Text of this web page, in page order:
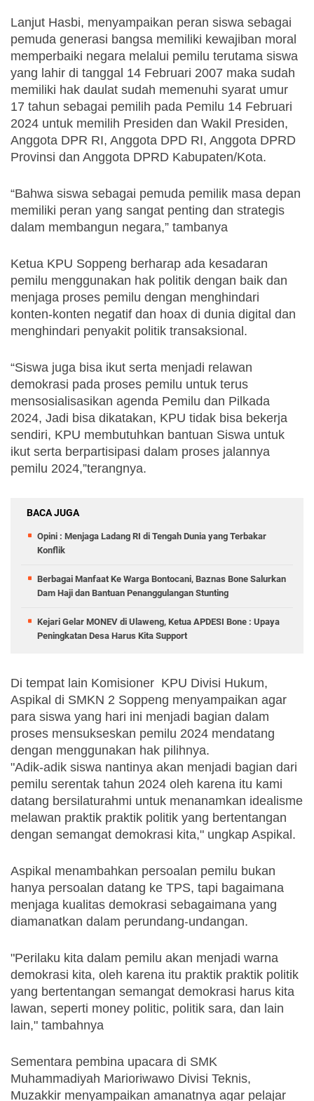
Lanjut Hasbi, menyampaikan peran siswa sebagai
pemuda generasi bangsa memiliki kewajiban moral
memperbaiki negara melalui pemilu terutama siswa
yang lahir di tanggal 14 Februari 2007 maka sudah
memiliki hak daulat sudah memenuhi syarat umur
17 tahun sebagai pemilih pada Pemilu 14 Februari
2024 untuk memilih Presiden dan Wakil Presiden,
Anggota DPR RI, Anggota DPD RI, Anggota DPRD
Provinsi dan Anggota DPRD Kabupaten/Kota.
“Bahwa siswa sebagai pemuda pemilik masa depan
memiliki peran yang sangat penting dan strategis
dalam membangun negara,” tambanya
Ketua KPU Soppeng berharap ada kesadaran
pemilu menggunakan hak politik dengan baik dan
menjaga proses pemilu dengan menghindari
konten-konten negatif dan hoax di dunia digital dan
menghindari penyakit politik transaksional.
“Siswa juga bisa ikut serta menjadi relawan
demokrasi pada proses pemilu untuk terus
mensosialisasikan agenda Pemilu dan Pilkada
2024, Jadi bisa dikatakan, KPU tidak bisa bekerja
sendiri, KPU membutuhkan bantuan Siswa untuk
ikut serta berpartisipasi dalam proses jalannya
pemilu 2024,”terangnya.
BACA JUGA
Opini : Menjaga Ladang RI di Tengah Dunia yang Terbakar
Konflik
Berbagai Manfaat Ke Warga Bontocani, Baznas Bone Salurkan
Dam Haji dan Bantuan Penanggulangan Stunting
Kejari Gelar MONEV di Ulaweng, Ketua APDESI Bone : Upaya
Peningkatan Desa Harus Kita Support
Di tempat lain Komisioner  KPU Divisi Hukum,
Aspikal di SMKN 2 Soppeng menyampaikan agar
para siswa yang hari ini menjadi bagian dalam
proses mensukseskan pemilu 2024 mendatang
dengan menggunakan hak pilihnya.
"Adik-adik siswa nantinya akan menjadi bagian dari
pemilu serentak tahun 2024 oleh karena itu kami
datang bersilaturahmi untuk menanamkan idealisme
melawan praktik praktik politik yang bertentangan
dengan semangat demokrasi kita," ungkap Aspikal.
Aspikal menambahkan persoalan pemilu bukan
hanya persoalan datang ke TPS, tapi bagaimana
menjaga kualitas demokrasi sebagaimana yang
diamanatkan dalam perundang-undangan.
"Perilaku kita dalam pemilu akan menjadi warna
demokrasi kita, oleh karena itu praktik praktik politik
yang bertentangan semangat demokrasi harus kita
lawan, seperti money politic, politik sara, dan lain
lain," tambahnya
Sementara pembina upacara di SMK
Muhammadiyah Marioriwawo Divisi Teknis,
Muzakkir menyampaikan amanatnya agar pelajar